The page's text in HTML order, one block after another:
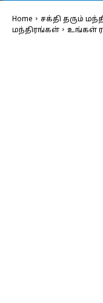
Home சக்தி தரும்
மந்திரங்கள்
உங்கள்